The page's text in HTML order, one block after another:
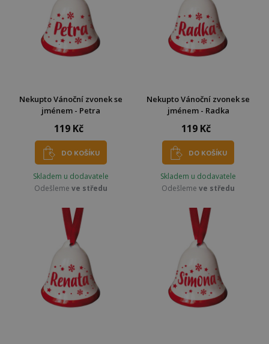
Nekupto Vánoční zvonek se
jménem - Petra
119 Kč
DO KOŠÍKU
Skladem u dodavatele
Odešleme ve středu
Nekupto Vánoční zvonek se
jménem - Radka
119 Kč
DO KOŠÍKU
Skladem u dodavatele
Odešleme ve středu